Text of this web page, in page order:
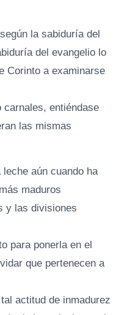
la sabiduría del
del evangelio lo
Corinto a examinarse
entiéndase
las mismas
aún cuando ha
maduros
y las divisiones
para ponerla en el
que pertenecen a
actitud de inmadurez